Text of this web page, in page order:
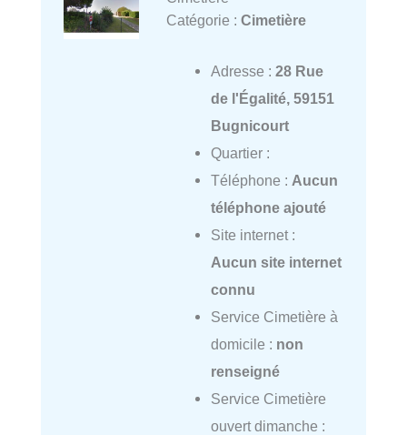
Catégorie : Cimetière
Adresse : 28 Rue
de l'Égalité, 59151
Bugnicourt
Quartier :
Téléphone : Aucun
téléphone ajouté
Site internet :
Aucun site internet
connu
Service Cimetière à
domicile : non
renseigné
Service Cimetière
ouvert dimanche :